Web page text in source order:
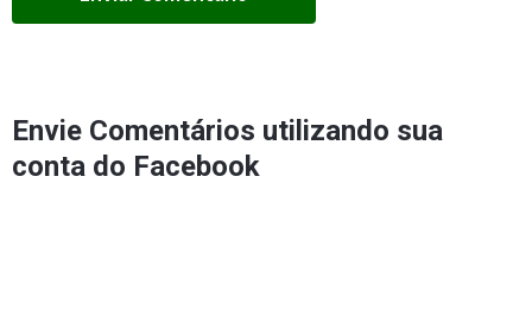
Envie Comentários utilizando sua
conta do Facebook